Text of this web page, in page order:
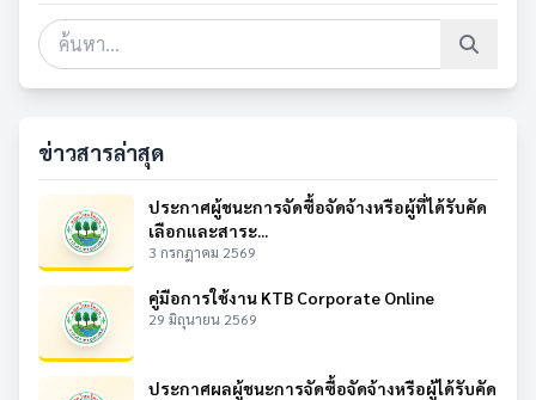
ข่าวสารล่าสุด
ประกาศผู้ชนะการจัดซื้อจัดจ้างหรือผู้ที่ได้รับคัด
เลือกและสาระ...
3 กรกฎาคม 2569
คู่มือการใช้งาน KTB Corporate Online
29 มิถุนายน 2569
ประกาศผลผู้ชนะการจัดซื้อจัดจ้างหรือผู้ได้รับคัด